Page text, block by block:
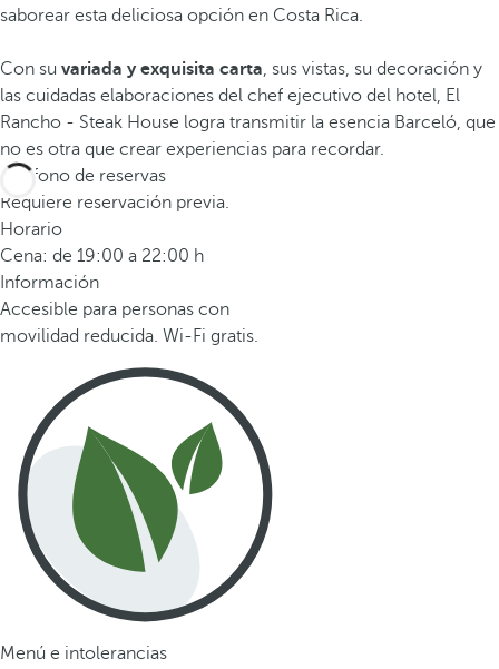
saborear esta deliciosa opción en Costa Rica.
Con su variada y exquisita carta, sus vistas, su decoración y
las cuidadas elaboraciones del chef ejecutivo del hotel, El
Rancho - Steak House logra transmitir la esencia Barceló, que
no es otra que crear experiencias para recordar.
Teléfono de reservas
Requiere reservación previa.
Horario
Cena: de 19:00 a 22:00 h
Información
Accesible para personas con
movilidad reducida. Wi-Fi gratis.
Menú e intolerancias